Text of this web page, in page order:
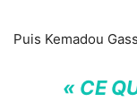
Puis Kemadou
« CE